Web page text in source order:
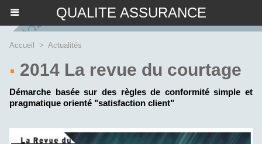
QUALITE ASSURANCE
Accueil > Actualités
2014 La revue du courtage
Démarche basée sur des règles de conformité simple et
pragmatique orienté "satisfaction client"